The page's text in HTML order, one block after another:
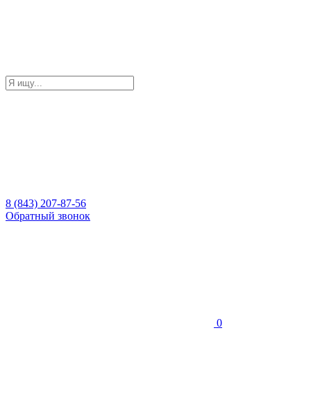
8 (843) 207-87-56
Обратный звонок
0